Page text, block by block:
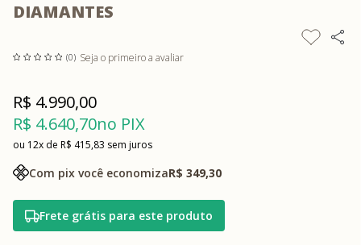
DIAMANTES
(0) Seja o primeiro a avaliar
R$ 4.640,70no PIX
R$ 4.990,00
12x R$ 415,83 sem juros
Com pix você economizaR$ 349,30
Frete grátis para este produto